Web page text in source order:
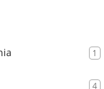
1
4